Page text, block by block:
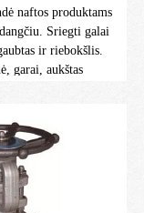
naftos produktams
Sriegti galai
ir riebokšlis.
garai, aukštas